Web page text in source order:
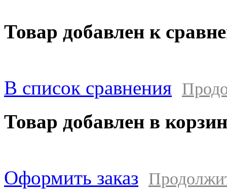
Товар добавлен к
В список сравнения
Товар добавлен в
Оформить заказ